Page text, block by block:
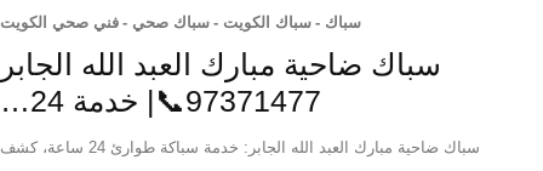
سباك- سباك الكويت- سباك صحي- فني صحي الكويت
سباك ضاحية مبارك العبد الله الجابر
97371477📞| خدمة 24…
سباك ضاحية مبارك العبد الله الجابر: خدمة سباكة طوارئ 24 ساعة، كشف